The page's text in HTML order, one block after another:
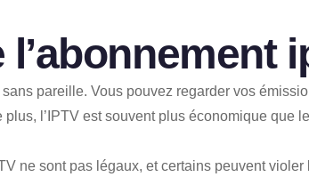
abonnement
pareille. Vous pouvez regarder vos
l’IPTV est souvent plus économique que
ne sont pas légaux, et certains peuvent violer